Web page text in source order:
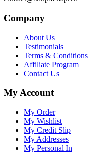
Company
About Us
Testimonials
Terms & Conditions
Affiliate Program
Contact Us
My Account
My Order
My Wishlist
My Credit Slip
My Addresses
My Personal In